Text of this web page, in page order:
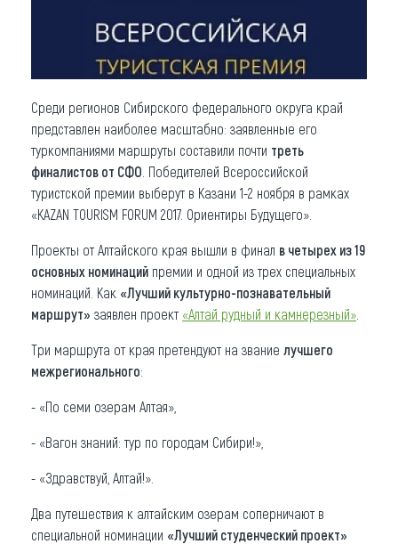
Другие рубрики
Среди регионов Сибирского федерального округа край
представлен наиболее масштабно: заявленные его
туркомпаниями маршруты составили почти треть
финалистов от СФО . Победителей Всероссийской
туристской премии выберут в Казани 1-2 ноября в рамках
«KAZAN TOURISM FORUM 2017. Ориентиры Будущего».
Проекты от Алтайского края вышли в финал в четырех из 19
основных номинаций премии и одной из трех специальных
номинаций. Как «Лучший культурно-познавательный
маршрут» заявлен проект «Алтай рудный и камнерезный»
Три маршрута от края претендуют на звание лучшего
межрегионального:
- «По семи озерам Алтая»,
- «Вагон знаний: тур по городам Сибири!»,
- «Здравствуй, Алтай!».
Два путешествия к алтайским озерам соперничают в
специальной номинации «Лучший студенческий проект»